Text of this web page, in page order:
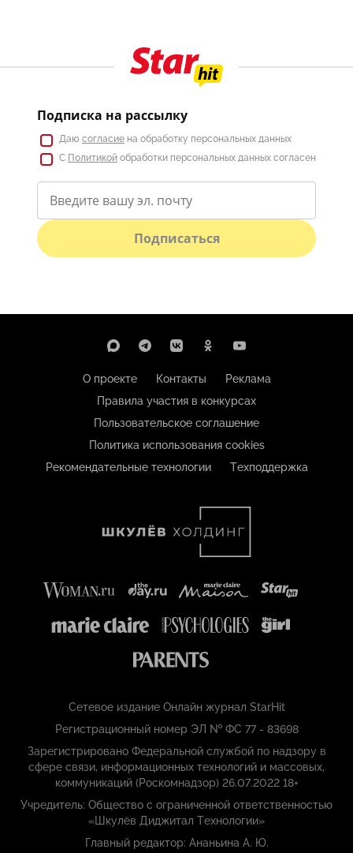
Подписка на рассылку
Даю согласие на обработку персональных данных
С Политикой обработки персональных данных согласен
Подписаться
О проекте Контакты
Реклама
Правила участия в конкурсах
Пользовательское соглашение
Политика использования cookies
Рекомендательные технологии
Техподдержка
Сетевое издание Онлайн журнал StarHit
Регистрационный номер ЭЛ № ФС 77 - 83698
Зарегистрировано Федеральной службой по надзору в
сфере связи, информационных технологий и массовых,
коммуникаций (Роскомнадзор) 26.07.2022 18+
Учредитель: Общество с ограниченной ответственностью
«Шкулёв Диджитал Технологии»
Главный редактор: Ананьина А. Ю.